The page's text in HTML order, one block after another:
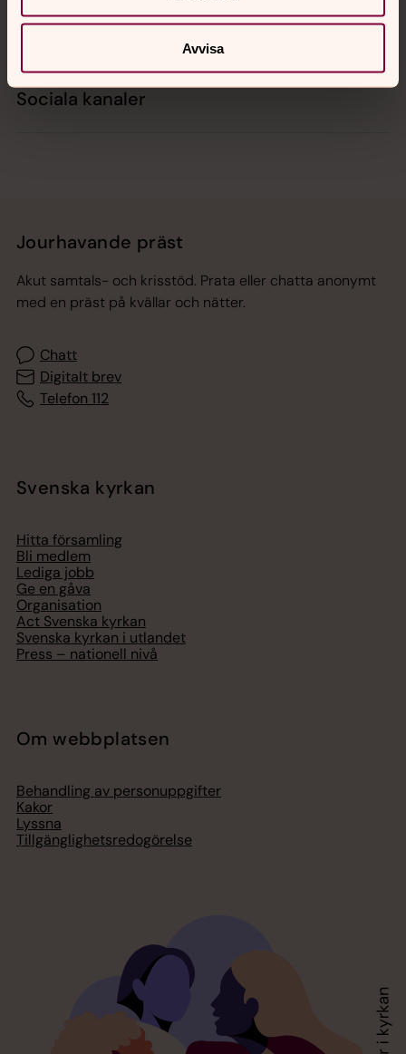
Avvisa
Hitta snabbt
Sociala kanaler
Jourhavande präst
Akut samtals- och krisstöd. Prata eller chatta anonymt
med en präst på kvällar och nätter.
Chatt
Digitalt brev
Telefon 112
Svenska kyrkan
Hitta församling
Bli medlem
Lediga jobb
Ge en gåva
Organisation
Act Svenska kyrkan
Svenska kyrkan i utlandet
Press – nationell nivå
Om webbplatsen
Behandling av personuppgifter
Kakor
Lyssna
Tillgänglighetsredogörelse